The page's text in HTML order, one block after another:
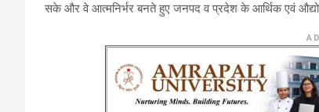
सके और वे आत्मनिर्भर बनते हुए जनपद व प्रदेश के आर्थिक एवं